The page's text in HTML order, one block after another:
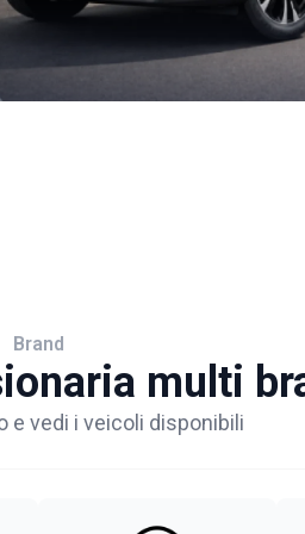
Brand
multi
e vedi i veicoli disponibili